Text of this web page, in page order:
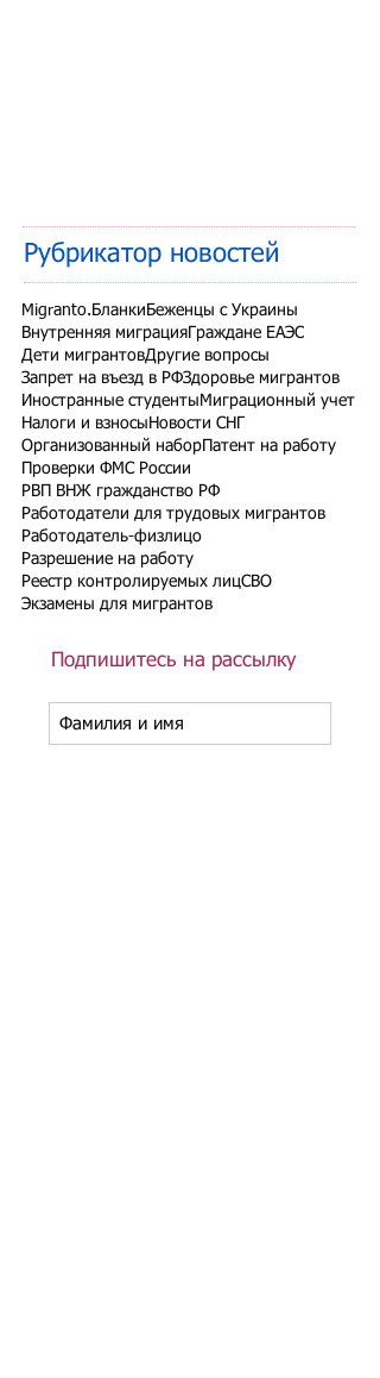
Рубрикатор новостей
Migranto.Бланки Беженцы с Украины
Внутренняя миграция Граждане ЕАЭС
Дети мигрантовДругие вопросы
Запрет на въезд в РФЗдоровье мигрантов
Иностранные студенты Миграционный учет
Налоги и взносы Новости СНГ
Организованный набор Патент на работу
Проверки ФМС России
РВП ВНЖ гражданство РФ
Работодатели для трудовых мигрантов
Работодатель-физлицо
Разрешение на работу
Реестр контролируемых лицСВО
Экзамены для мигрантов
Подпишитесь на рассылку